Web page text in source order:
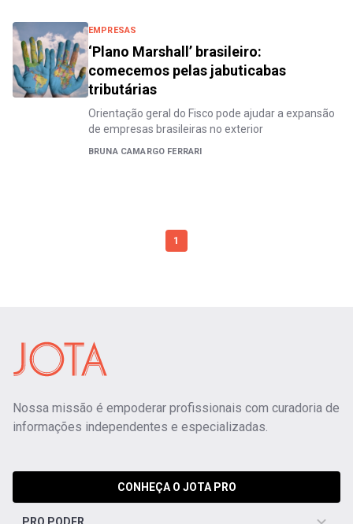
EMPRESAS
‘Plano Marshall’ brasileiro:
comecemos pelas jabuticabas
tributárias
Orientação geral do Fisco pode ajudar a expansão
de empresas brasileiras no exterior
BRUNA CAMARGO FERRARI
1
Nossa missão é empoderar profissionais com curadoria de
informações independentes e especializadas.
CONHEÇA O JOTA PRO